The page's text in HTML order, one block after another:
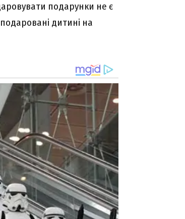
подapyнки нe є
дитині нa